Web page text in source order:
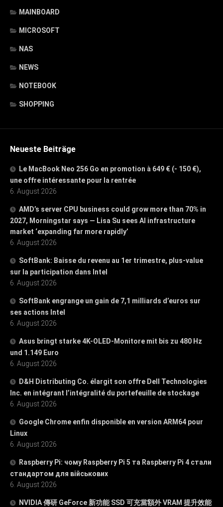
MAINBOARD
MICROSOFT
NAS
NEWS
NOTEBOOK
SHOPPING
Neueste Beiträge
Le MacBook Neo 256 Go en promotion à 649 € (- 150 €),
une offre intéressante pour la rentrée
6. August 2026
AMD’s server CPU business could grow more than 70% in
2027, Morningstar says — Lisa Su sees AI infrastructure
market ‘expanding far more rapidly’
6. August 2026
SoftBank: Baisse du revenu au 1er trimestre, plus-value
sur la participation dans Intel
6. August 2026
SoftBank engrange un gain de 7,1 milliards d’euros sur
ses actions Intel
6. August 2026
Asus bringt starke 4K-OLED-Monitore mit bis zu 480 Hz
und 1.149 Euro
6. August 2026
D&H Distributing Co. élargit son offre Dell Technologies
Inc. en intégrant l’intégralité du portefeuille de stockage
6. August 2026
Google Chrome enfin disponible en version ARM64 pour
Linux
6. August 2026
Raspberry Pi: чому Raspberry Pi 5 та Raspberry Pi 4 стали
стандартом для військових
6. August 2026
NVIDIA 傳研 GeForce 新功能 SSD 可充當額外 VRAM 提升效能